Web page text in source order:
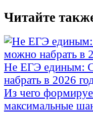
Читайте
Не ЕГЭ единым:
набрать в 2026
Из чего
максимальные